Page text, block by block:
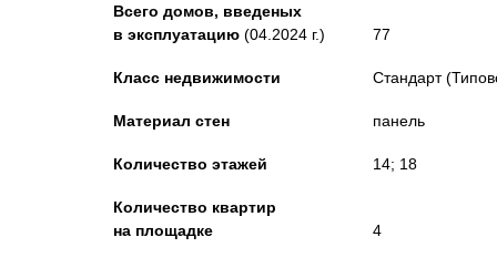
Всего домов, введеных
в эксплуатацию (04.2024 г.)
Класс недвижимости
Материал стен
Количество этажей
Количество квартир
на площадке
77
Стандарт
панель
14; 18
4